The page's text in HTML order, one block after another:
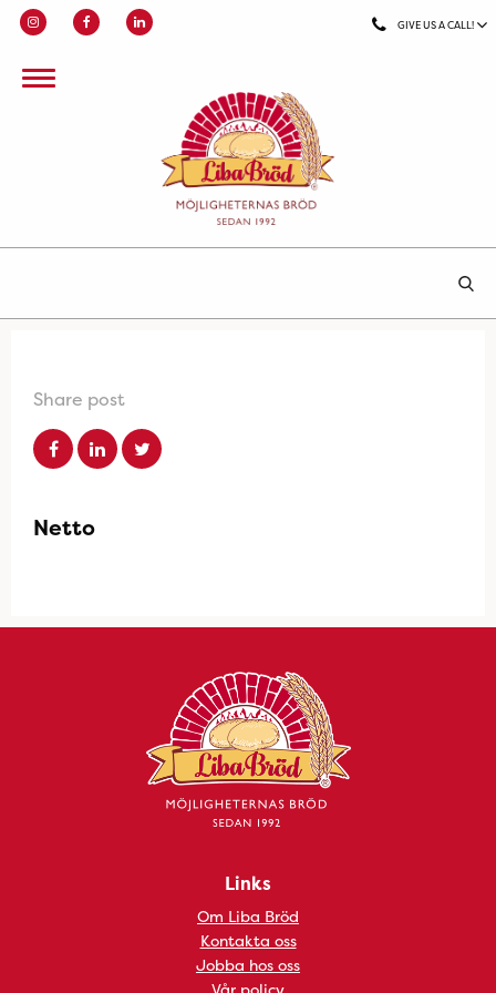
GIVE US A CALL!
Share post
Netto
Links
Om Liba Bröd
Kontakta oss
Jobba hos oss